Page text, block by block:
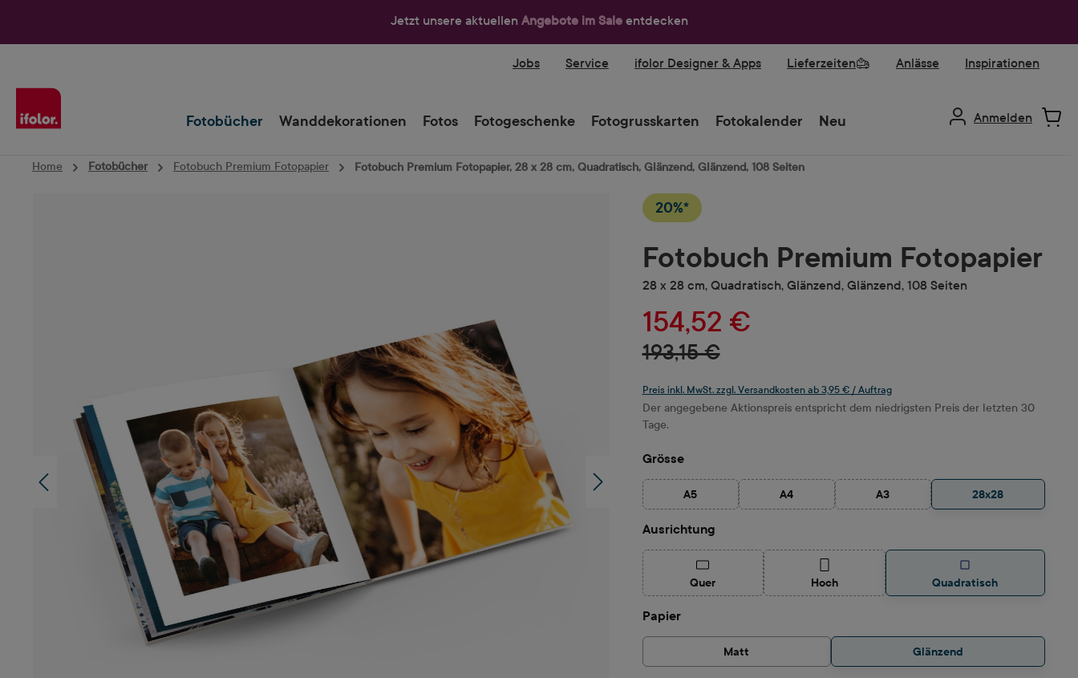
Jetzt unsere aktuellen Angebote im Sale entdecken
Jobs Service ifolor Designer & Apps Lieferzeiten Anlässe Inspirationen
Fotobücher Wanddekorationen Fotos Fotogeschenke Fotogrusskarten Fotokalender Neu Anmelden
Home Fotobücher Fotobuch Premium Fotopapier Fotobuch Premium Fotopapier, 28 x 28 cm, Quadratisch, Glänzend, Glänzend, 108 Seiten
20%*
Fotobuch Premium Fotopapier
28 x 28 cm, Quadratisch, Glänzend, Glänzend, 108 Seiten
154,52 €
193,15 €
Preis inkl. MwSt. zzgl. Versandkosten ab 3,95 € / Auftrag
Der angegebene Aktionspreis entspricht dem niedrigsten Preis der letzten 30
Tage.
Grösseauswählen
A5
(Diese Option ist zurzeit nicht verfügbar.)
A4
(Diese Option ist zurzeit nicht verfügbar.)
A3
(Diese Option ist zurzeit nicht verfügbar.)
28x28
Ausrichtungauswählen
Quer(Diese Option ist zurzeit nicht verfügbar.)
Hoch
(Diese Option ist zurzeit nicht verfügbar.)
Quadratisch
Papierauswählen
Matt Glänzend